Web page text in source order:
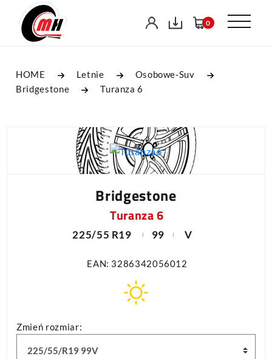
0
HOME Letnie
Osobowe-Suv
Bridgestone
Turanza 6
Bridgestone
Turanza 6
225/55 R19 99 V
EAN: 3286342056012
Zmień rozmiar: